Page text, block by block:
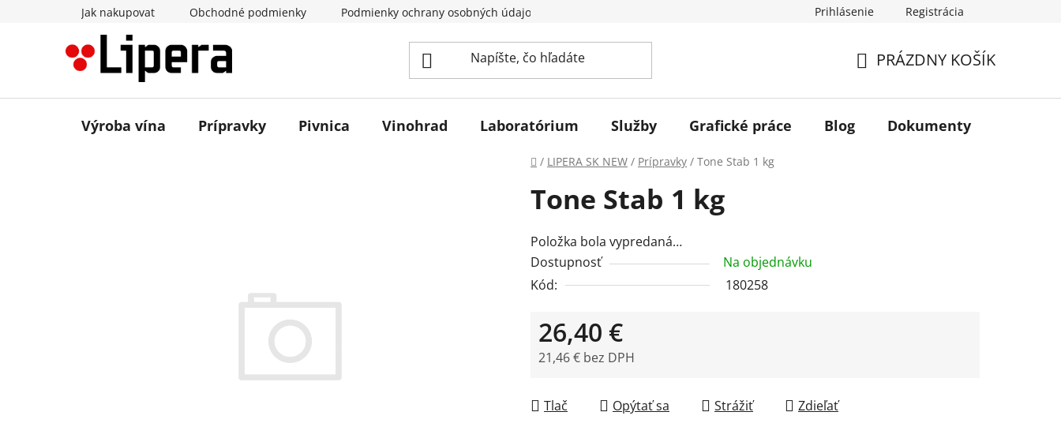
Jak nakupovat Obchodné podmienky Podmienky ochrany osobných údajov Prihlásenie Registrácia
KOŠÍK
PRÁZDNY KOŠÍK
Výroba vína Prípravky Pivnica Vinohrad Laboratórium Služby Grafické práce Blog Dokumenty
Domov
/ LIPERA SK NEW / Prípravky / Tone Stab 1 kg
Tone Stab 1 kg
Položka bola vypredaná…
Dostupnosť
Na objednávku
Kód:
180258
26,40 €
21,46 € bez DPH
Tlač
Opýtať sa Strážiť Zdieľať